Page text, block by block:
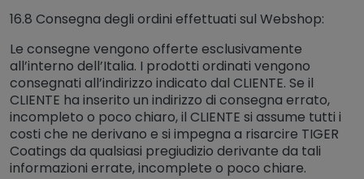
16.8 Consegna degli ordini effettuati sul Webshop:
Le consegne vengono offerte esclusivamente
all’interno dell’Italia. I prodotti ordinati vengono
consegnati all’indirizzo indicato dal CLIENTE. Se il
CLIENTE ha inserito un indirizzo di consegna errato,
incompleto o poco chiaro, il CLIENTE si assume tutti i
costi che ne derivano e si impegna a risarcire TIGER
Coatings da qualsiasi pregiudizio derivante da tali
informazioni errate, incomplete o poco chiare.